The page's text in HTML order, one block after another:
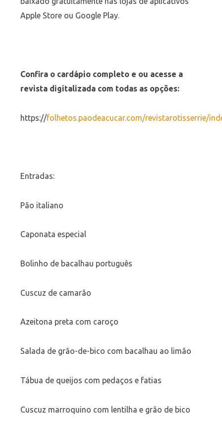
Apple Store ou Google Play.
Confira o cardápio completo e ou acesse a
revista digitalizada com todas as opções:
https://folhetos.paodeacucar.com/revistarotisserrie/
Entradas:
Pão italiano
Caponata especial
Bolinho de bacalhau português
Cuscuz de camarão
Azeitona preta com caroço
Salada de grão-de-bico com bacalhau ao limão
Tábua de queijos com pedaços e fatias
Cuscuz marroquino com lentilha e grão de bico